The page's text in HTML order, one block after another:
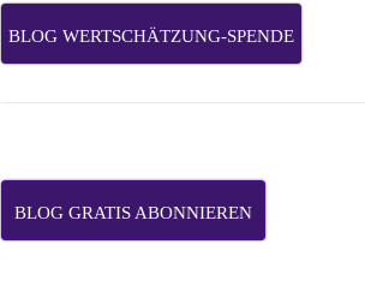
BLOG WERTSCHÄTZUNG-SPENDE
BLOG GRATIS ABONNIEREN